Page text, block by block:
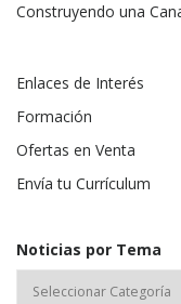
Construyendo una
Enlaces de Interés
Formación
Ofertas en Venta
Envía tu Currículum
Noticias por Tema